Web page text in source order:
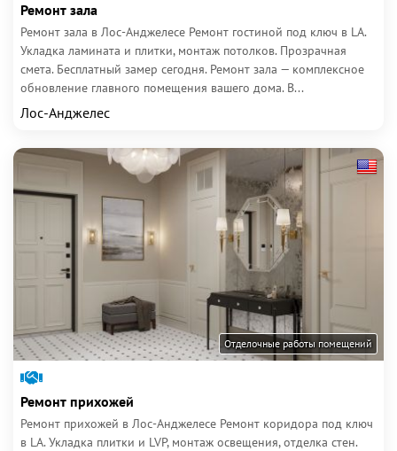
Ремонт зала
Ремонт зала в Лос-Анджелесе Ремонт гостиной под ключ в LA.
Укладка ламината и плитки, монтаж потолков. Прозрачная
смета. Бесплатный замер сегодня. Ремонт зала — комплексное
обновление главного помещения вашего дома. В...
Лос-Анджелес
Отделочные работы помещений
Ремонт прихожей
Ремонт прихожей в Лос-Анджелесе Ремонт коридора под ключ
в LA. Укладка плитки и LVP, монтаж освещения, отделка стен.